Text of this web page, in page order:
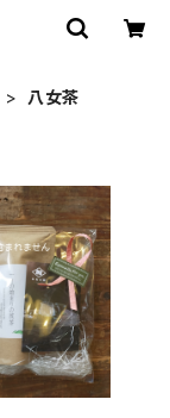
八女茶